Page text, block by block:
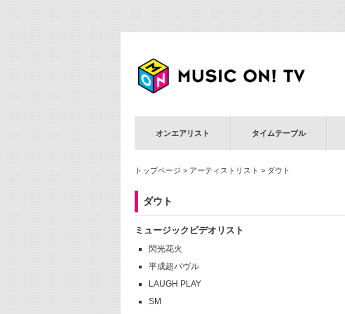
オンエアリスト タイムテーブル
トップページ > アーティストリスト > ダウト
ダウト
ミュージックビデオリスト
閃光花火
平成超バヴル
LAUGH PLAY
SM